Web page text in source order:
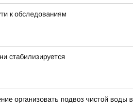
к обследованиям
стабилизируется
организовать подвоз чистой воды